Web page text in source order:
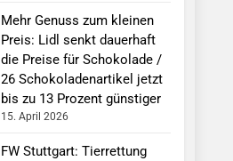
Mehr Genuss zum kleinen
Preis: Lidl senkt dauerhaft
die Preise für Schokolade /
26 Schokoladenartikel jetzt
bis zu 13 Prozent günstiger
15. April 2026
FW Stuttgart: Tierrettung